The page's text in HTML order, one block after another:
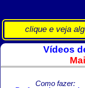
clique e veja
Vídeos
Como fazer: